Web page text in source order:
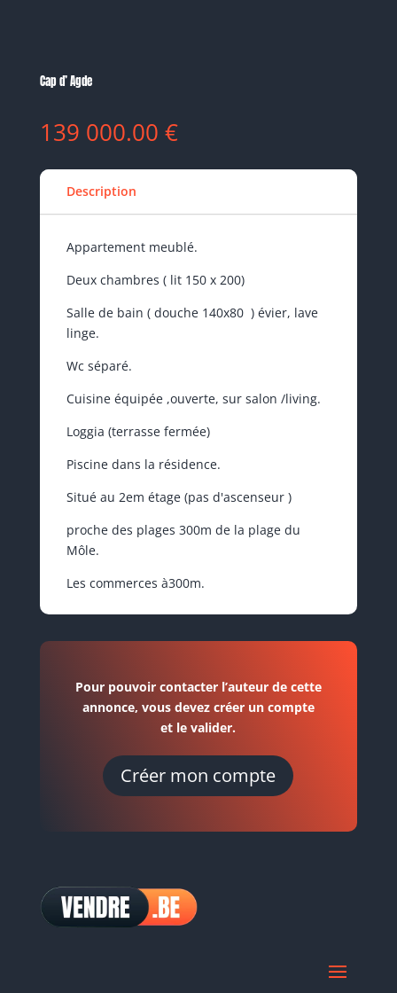
Cap d’ Agde
139 000.00 €
Description
Appartement meublé.
Deux chambres ( lit 150 x 200)
Salle de bain ( douche 140x80 ) évier, lave
linge.
Wc séparé.
Cuisine équipée ,ouverte, sur salon /living.
Loggia (terrasse fermée)
Piscine dans la résidence.
Situé au 2em étage (pas d'ascenseur )
proche des plages 300m de la plage du
Môle.
Les commerces à300m.
Pour pouvoir contacter l’auteur de cette
annonce, vous devez créer un compte
et le valider.
Créer mon compte